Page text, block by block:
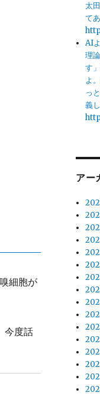
細胞が
今度話
太
て
AI
理
す
よ
っ
義
アー